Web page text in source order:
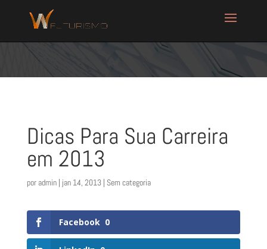
Dicas Para Sua Carreira
em 2013
por admin| jan 14, 2013| Sem categoria
Facebook 0